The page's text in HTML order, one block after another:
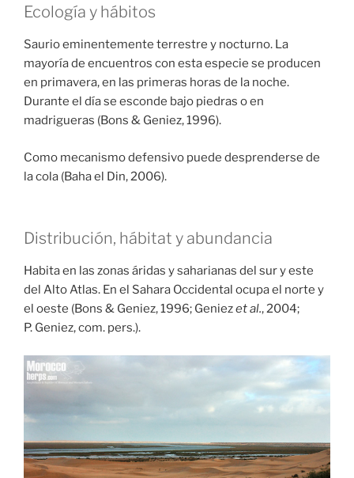
Ecología y hábitos
Saurio eminentemente terrestre y nocturno. La
mayoría de encuentros con esta especie se producen
en primavera, en las primeras horas de la noche.
Durante el día se esconde bajo piedras o en
madrigueras (Bons & Geniez, 1996).
Como mecanismo defensivo puede desprenderse de
la cola (Baha el Din, 2006).
Distribución, hábitat y abundancia
Habita en las zonas áridas y saharianas del sur y este
del Alto Atlas. En el Sahara Occidental ocupa el norte y
el oeste (Bons & Geniez, 1996; Geniezet al., 2004;
P. Geniez, com. pers.).